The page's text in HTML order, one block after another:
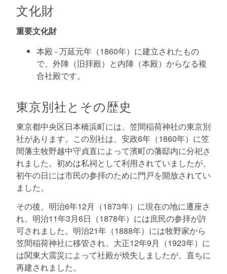
文化財
重要文化財
本殿 - 万延元年（1860年）に建立されたもの
で、外陣（旧拝殿）と内陣（本殿）からなる複
合社殿です。
東京別社とその歴史
東京都中央区日本橋浜町には、笠間稲荷神社の東京別
社があります。この別社は、安政6年（1860年）に笠
間藩主牧野越中守貞直によって濱町の藩邸内に分祀さ
れました。初めは私祠として利用されていましたが、
初午の日には市民の参拝のために門戸を開放されてい
ました。
その後、明治6年12月（1873年）に現在の地に遷座さ
れ、明治11年3月6日（1878年）には庶民の参拝が許
可されました。明治21年（1888年）には牧野家から
笠間稲荷神社に移管され、大正12年9月（1923年）に
は関東大震災によって社殿が焼失しましたが、直ちに
再建されました。